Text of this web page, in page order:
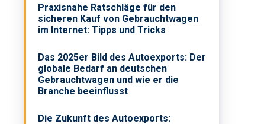
Praxisnahe Ratschläge für den
sicheren Kauf von Gebrauchtwagen
im Internet: Tipps und Tricks
Das 2025er Bild des Autoexports: Der
globale Bedarf an deutschen
Gebrauchtwagen und wie er die
Branche beeinflusst
Die Zukunft des Autoexports: